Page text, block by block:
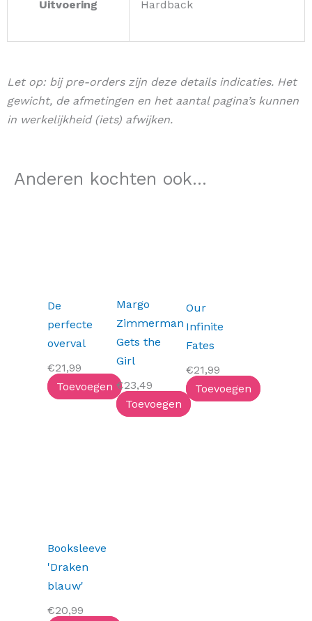
Uitvoering Hardback
Let op: bij pre-orders zijn deze details indicaties. Het
gewicht, de afmetingen en het aantal pagina’s kunnen
in werkelijkheid (iets) afwijken.
Anderen kochten ook...
De
perfecte
overval
€21,99
Toevoegen
Margo
Zimmerman
Gets the
Girl
€23,49
Toevoegen
Our
Infinite
Fates
€21,99
Toevoegen
Booksleeve
'Draken
blauw'
€20,99